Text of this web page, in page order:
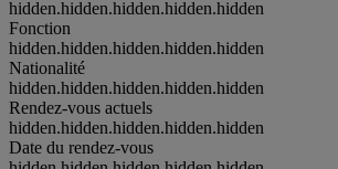
hidden.hidden.hidden.hidden.hidden
Fonction
hidden.hidden.hidden.hidden.hidden
Nationalité
hidden.hidden.hidden.hidden.hidden
Rendez-vous actuels
hidden.hidden.hidden.hidden.hidden
Date du rendez-vous